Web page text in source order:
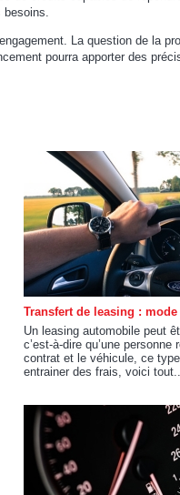
besoins.
La question de la
pourra apporter des
Transfert de leasing : mode
Un leasing automobile peut
c’est-à-dire qu’une personne
contrat et le véhicule, ce type
entrainer des frais, voici